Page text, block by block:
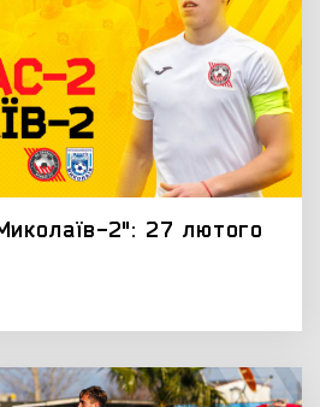
2": 27 лютого